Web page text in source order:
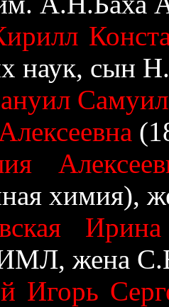
наук, сын
химия),
жена
Игорь